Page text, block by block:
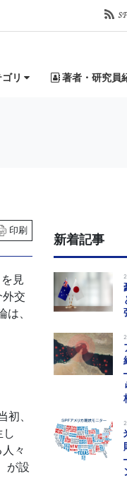
リ 著者・研究員
印刷
見
交
、
、
々
が設
新着記事